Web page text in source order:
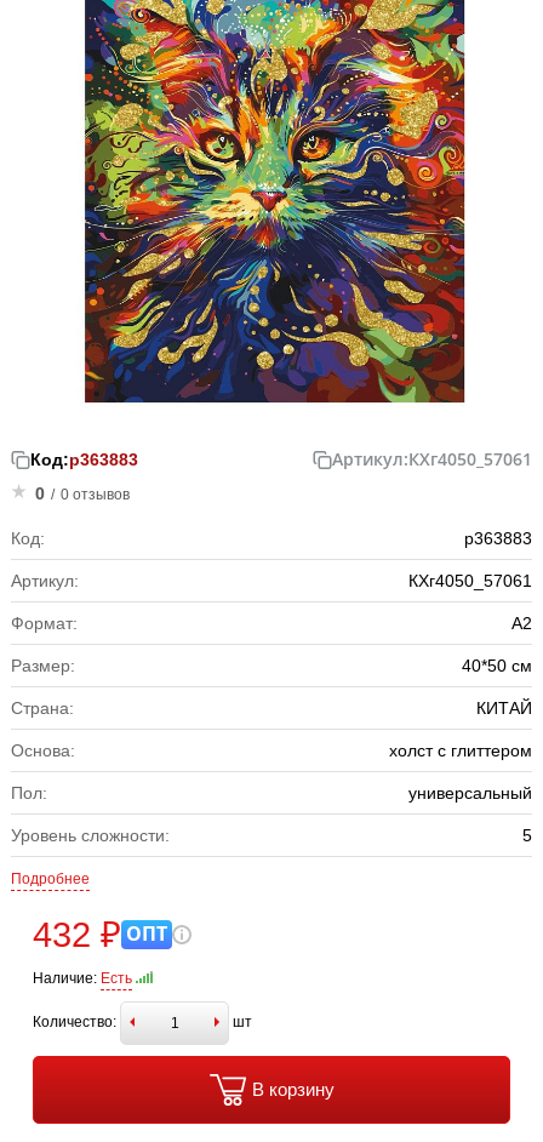
Код:р363883 Артикул:КХг4050_57061
0 / 0 отзывов
Код: р363883
Артикул: КХг4050_57061
Формат: A2
Размер: 40*50 см
Страна: КИТАЙ
Основа: холст с глиттером
Пол: универсальный
Уровень сложности: 5
Подробнее
432 ₽ ОПТ
Наличие: Есть
Количество: шт
В корзину